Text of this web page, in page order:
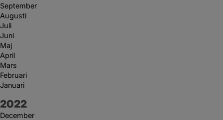
September
Augusti
Juli
Juni
Maj
April
Mars
Februari
Januari
År:
2022
December